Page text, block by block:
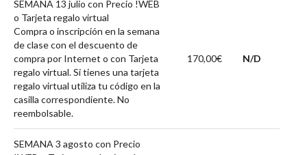
SEMANA 13 julio con Precio !WEB
o Tarjeta regalo virtual
Compra o inscripción en la semana
de clase con el descuento de
compra por Internet o con Tarjeta
regalo virtual. Si tienes una tarjeta
regalo virtual utiliza tu código en la
casilla correspondiente. No
reembolsable.
170,00€ N/D
SEMANA 3 agosto con Precio